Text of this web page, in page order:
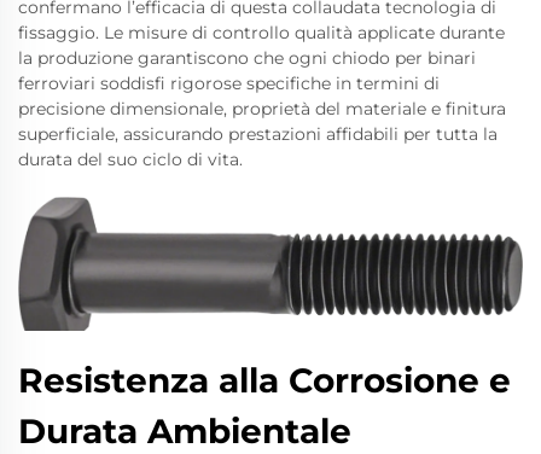
confermano l’efficacia di questa collaudata tecnologia di
fissaggio. Le misure di controllo qualità applicate durante
la produzione garantiscono che ogni chiodo per binari
ferroviari soddisfi rigorose specifiche in termini di
precisione dimensionale, proprietà del materiale e finitura
superficiale, assicurando prestazioni affidabili per tutta la
durata del suo ciclo di vita.
Resistenza alla Corrosione e
Durata Ambientale